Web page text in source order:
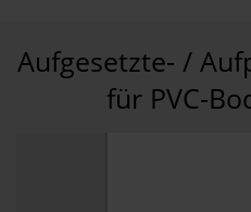
Aufgesetzte- /
für PVC-